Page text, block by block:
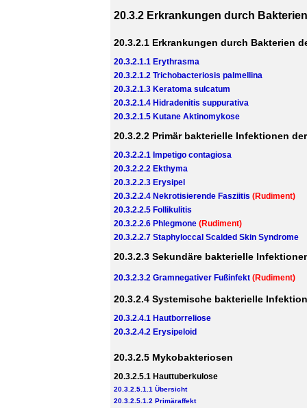
20.3.2 Erkrankungen durch Bakterien
20.3.2.1 Erkrankungen durch Bakterien
20.3.2.1.1 Erythrasma
20.3.2.1.2 Trichobacteriosis palmellina
20.3.2.1.3 Keratoma sulcatum
20.3.2.1.4 Hidradenitis suppurativa
20.3.2.1.5 Kutane Aktinomykose
20.3.2.2 Primär bakterielle Infektionen
20.3.2.2.1 Impetigo contagiosa
20.3.2.2.2 Ekthyma
20.3.2.2.3 Erysipel
20.3.2.2.4 Nekrotisierende Fasziitis (Rudiment)
20.3.2.2.5 Follikulitis
20.3.2.2.6 Phlegmone (Rudiment)
20.3.2.2.7 Staphyloccal Scalded Skin Syndrome
20.3.2.3 Sekundäre bakterielle
20.3.2.3.2 Gramnegativer Fußinfekt (Rudiment)
20.3.2.4 Systemische bakterielle
20.3.2.4.1 Hautborreliose
20.3.2.4.2 Erysipeloid
20.3.2.5 Mykobakteriosen
20.3.2.5.1 Hauttuberkulose
20.3.2.5.1.1 Übersicht
20.3.2.5.1.2 Primäraffekt